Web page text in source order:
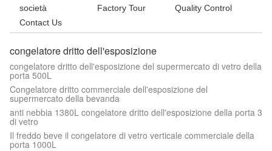
società Factory Tour
Quality Control
Contact Us
congelatore dritto dell'esposizione
congelatore dritto dell'esposizione del supermercato di vetro della
porta 500L
Congelatore dritto commerciale dell'esposizione del
supermercato della bevanda
anti nebbia 1380L congelatore dritto dell'esposizione della porta 3
di vetro
Il freddo beve il congelatore di vetro verticale commerciale della
porta 1000L